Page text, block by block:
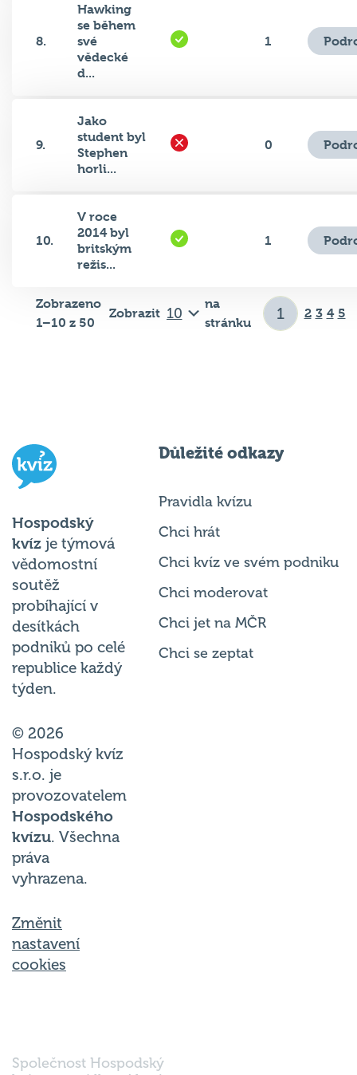
8.
Hawking
se během
své
vědecké
d...
1
9.
Jako
student byl
Stephen
horli...
0
10.
V roce
2014 byl
britským
režis...
1
Zobrazeno
1–10 z 50
Zobrazit
na
stránku
2 3 4 5
Hospodský
kvíz je týmová
vědomostní
soutěž
probíhající v
desítkách
podniků po celé
republice každý
týden.
© 2026
Hospodský kvíz
s.r.o. je
provozovatelem
Hospodského
kvízu. Všechna
práva
vyhrazena.
Změnit
nastavení
cookies
Důležité odkazy
Pravidla kvízu
Chci hrát
Chci kvíz ve svém podniku
Chci moderovat
Chci jet na MČR
Chci se zeptat
Společnost Hospodský